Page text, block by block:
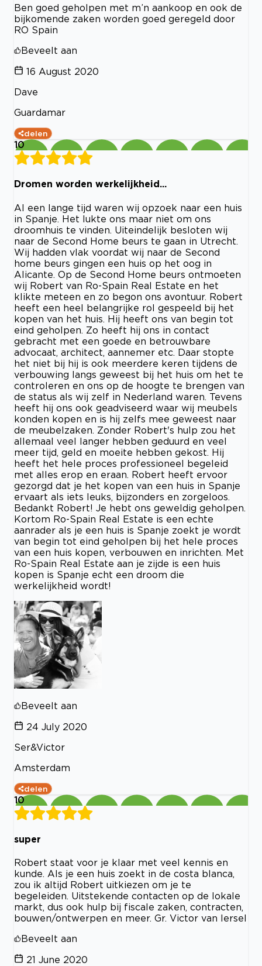
Ben goed geholpen met m’n aankoop en ook de
bijkomende zaken worden goed geregeld door
RO Spain
Beveelt aan
16 August 2020
Dave
Guardamar
delen
10
Dromen worden werkelijkheid...
Al een lange tijd waren wij opzoek naar een huis
in Spanje. Het lukte ons maar niet om ons
droomhuis te vinden. Uiteindelijk besloten wij
naar de Second Home beurs te gaan in Utrecht.
Wij hadden vlak voordat wij naar de Second
home beurs gingen een huis op het oog in
Alicante. Op de Second Home beurs ontmoeten
wij Robert van Ro-Spain Real Estate en het
klikte meteen en zo begon ons avontuur. Robert
heeft een heel belangrijke rol gespeeld bij het
kopen van het huis. Hij heeft ons van begin tot
eind geholpen. Zo heeft hij ons in contact
gebracht met een goede en betrouwbare
advocaat, architect, aannemer etc. Daar stopte
het niet bij hij is ook meerdere keren tijdens de
verbouwing langs geweest bij het huis om het te
controleren en ons op de hoogte te brengen van
de status als wij zelf in Nederland waren. Tevens
heeft hij ons ook geadviseerd waar wij meubels
konden kopen en is hij zelfs mee geweest naar
de meubelzaken. Zonder Robert's hulp zou het
allemaal veel langer hebben geduurd en veel
meer tijd, geld en moeite hebben gekost. Hij
heeft het hele proces professioneel begeleid
met alles erop en eraan. Robert heeft ervoor
gezorgd dat je het kopen van een huis in Spanje
ervaart als iets leuks, bijzonders en zorgeloos.
Bedankt Robert! Je hebt ons geweldig geholpen.
Kortom Ro-Spain Real Estate is een echte
aanrader als je een huis is Spanje zoekt je wordt
van begin tot eind geholpen bij het hele proces
van een huis kopen, verbouwen en inrichten. Met
Ro-Spain Real Estate aan je zijde is een huis
kopen is Spanje echt een droom die
werkelijkheid wordt!
Beveelt aan
24 July 2020
Ser&Victor
Amsterdam
delen
10
super
Robert staat voor je klaar met veel kennis en
kunde. Als je een huis zoekt in de costa blanca,
zou ik altijd Robert uitkiezen om je te
begeleiden. Uitstekende contacten op de lokale
markt, dus ook hulp bij fiscale zaken, contracten,
bouwen/ontwerpen en meer. Gr. Victor van Iersel
Beveelt aan
21 June 2020